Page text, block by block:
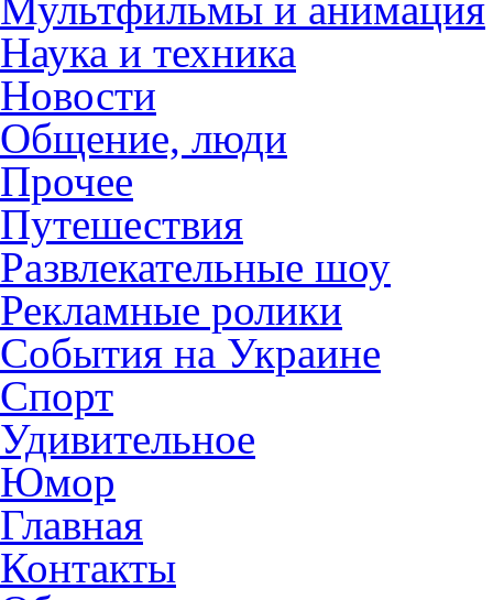
Наука и техника
Новости
Общение, люди
Прочее
Путешествия
Развлекательные шоу
Рекламные ролики
События на Украине
Спорт
Удивительное
Юмор
Главная
Контакты